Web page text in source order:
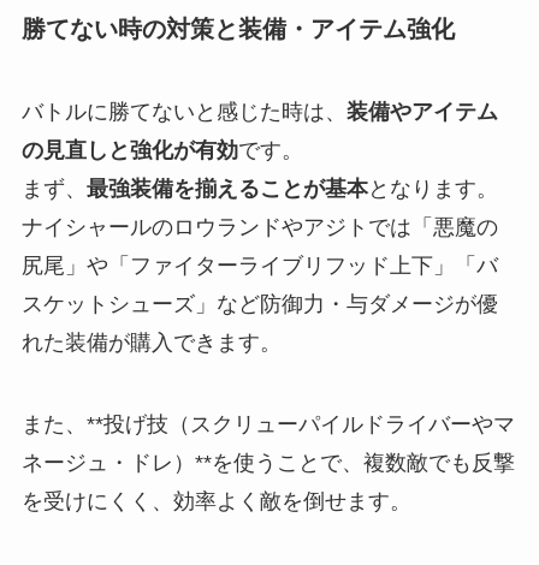
勝てない時の対策と装備・アイテム強化
バトルに勝てないと感じた時は、 装備やアイテム
の見直しと強化が有効です。
まず、 最強装備を揃えることが基本となります。
ナイシャールのロウランドやアジトでは「悪魔の
尻尾」や「ファイターライブリフッド上下」「バ
スケットシューズ」など防御力・与ダメージが優
れた装備が購入できます。
また、**投げ技（スクリューパイルドライバーやマ
ネージュ・ドレ）**を使うことで、複数敵でも反撃
を受けにくく、効率よく敵を倒せます。